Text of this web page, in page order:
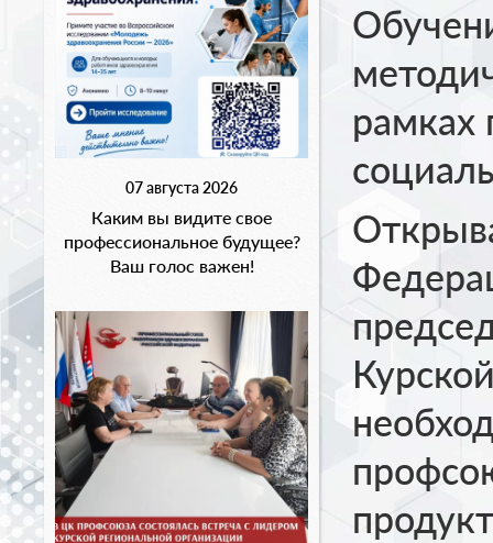
07 августа 2026
Каким вы видите свое
профессиональное будущее?
Ваш голос важен!
рамках